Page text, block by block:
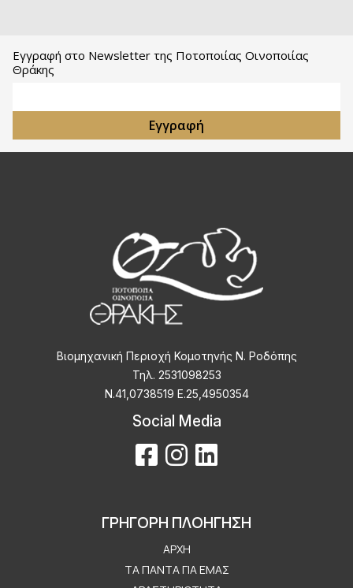
Εγγραφή στο Newsletter της Ποτοποιίας Οινοποιίας
Θράκης
Εγγραφή
Βιομηχανική Περιοχή Κομοτηνής Ν. Ροδόπης
Τηλ. 2531098253
Ν.41,0738519 Ε.25,4950354
Social Media
ΓΡΗΓΟΡΗ ΠΛΟΗΓΗΣΗ
ΑΡΧΉ
ΤΑ ΠΆΝΤΑ ΓΙΑ ΕΜΆΣ